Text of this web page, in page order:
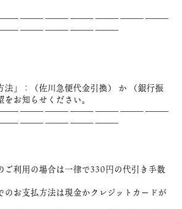
法」：（佐川急便代金引換） か （銀行振
お知らせください。
ご利用の場合は一律で330円の代引き手数
のお支払方法は現金かクレジットカードが